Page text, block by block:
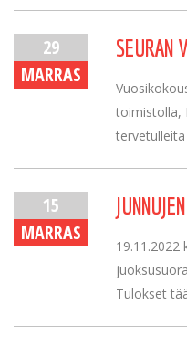
29
MARRAS
SEURAN
toimistolla,
15
MARRAS
19.11.2022
Tulokset